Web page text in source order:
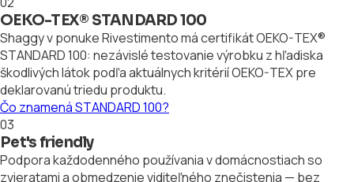
OEKO-TEX® STANDARD 100
Shaggy v ponuke Rivestimento má certifikát OEKO-TEX®
STANDARD 100: nezávislé testovanie výrobku z hľadiska
škodlivých látok podľa aktuálnych kritérií OEKO-TEX pre
deklarovanú triedu produktu.
Čo znamená STANDARD 100?
03
Pet's friendly
Podpora každodenného používania v domácnostiach so
zvieratami a obmedzenie viditeľného znečistenia — bez